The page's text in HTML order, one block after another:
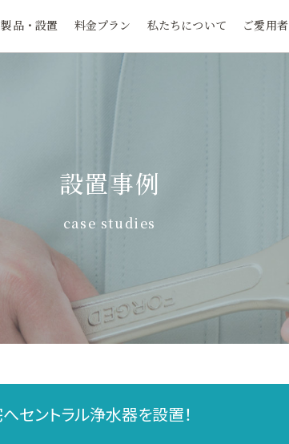
製品・設置 料金プラン 私たちについて ご愛用
設置事例
case studies
セントラル浄水器を設置！